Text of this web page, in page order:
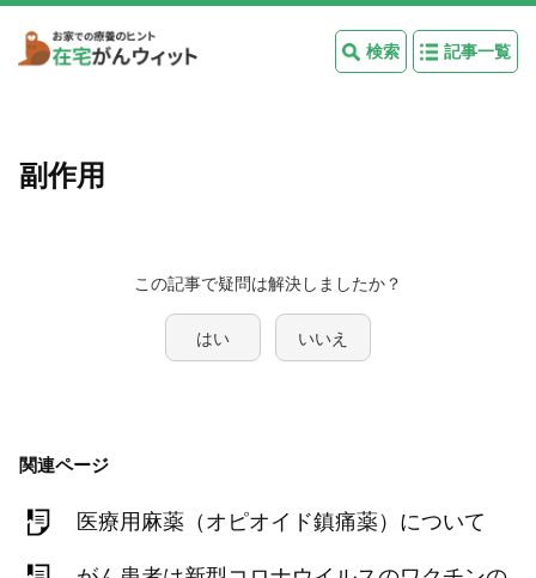
検索 記事一覧
副作用
この記事で疑問は解決しましたか？
はい いいえ
関連ページ
医療用麻薬（オピオイド鎮痛薬）について